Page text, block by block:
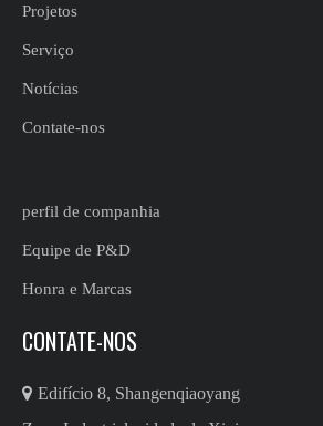
Projetos
Serviço
Notícias
Contate-nos
perfil de companhia
Equipe de P&D
Honra e Marcas
CONTATE-NOS
 Edifício 8, Shangenqiaoyang